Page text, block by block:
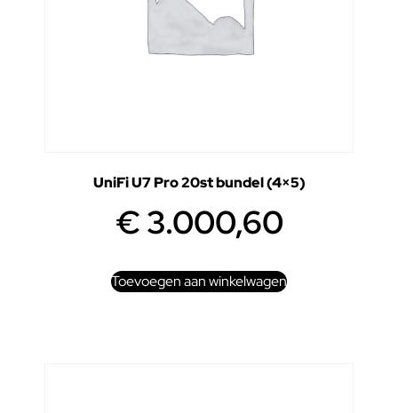
UniFi U7 Pro 20st bundel (4×5)
€3.000,60
Toevoegen aan winkelwagen